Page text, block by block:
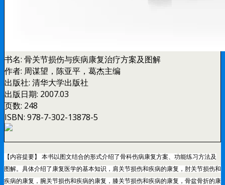
书名: 骨关节损伤与疾病康复治疗方案及图解
作者: 周谋望，陈亚平，葛杰主编
出版社: 清华大学出版社
出版日期: 2007.03
页数: 248
ISBN: 978-7-302-13878-5
【内容提要】 本书以图文结合的形式介绍了骨科伤病康复方案、功能练习方法及
图解。具体介绍了康复医学的基本知识，肩关节损伤和疾病的康复，肘关节损伤和
疾病的康复，腕关节损伤和疾病的康复，膝关节损伤和疾病的康复，骨盆骨折的康